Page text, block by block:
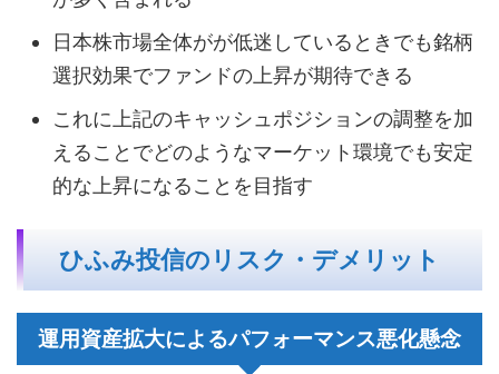
日本株市場全体がが低迷しているときでも銘柄
選択効果でファンドの上昇が期待できる
これに上記のキャッシュポジションの調整を加
えることでどのようなマーケット環境でも安定
的な上昇になることを目指す
ひふみ投信のリスク・デメリット
運用資産拡大によるパフォーマンス悪化懸念